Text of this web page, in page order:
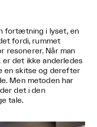
fortætning i lyset, en
fordi, rummet
resonerer. Når man
det ikke anderledes
en skitse og derefter
Men metoden har
det i den
tale.